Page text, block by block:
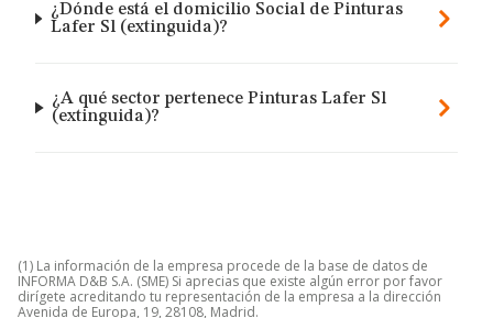
¿Dónde está el domicilio Social de Pinturas
Lafer Sl (extinguida)?
¿A qué sector pertenece Pinturas Lafer Sl
(extinguida)?
(1) La información de la empresa procede de la base de datos de
INFORMA D&B S.A. (SME) Si aprecias que existe algún error por favor
dirígete acreditando tu representación de la empresa a la dirección
Avenida de Europa, 19, 28108, Madrid.